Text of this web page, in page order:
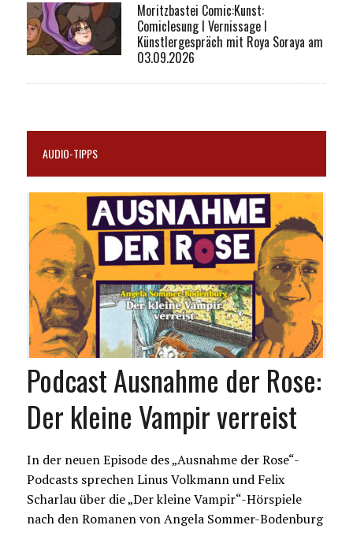
Moritzbastei Comic:Kunst:
Comiclesung I Vernissage I
Künstlergespräch mit Roya Soraya am
03.09.2026
AUDIO-TIPPS
Podcast Ausnahme der Rose:
Der kleine Vampir verreist
In der neuen Episode des „Ausnahme der Rose“-
Podcasts sprechen Linus Volkmann und Felix
Scharlau über die „Der kleine Vampir“-Hörspiele
nach den Romanen von Angela Sommer-Bodenburg